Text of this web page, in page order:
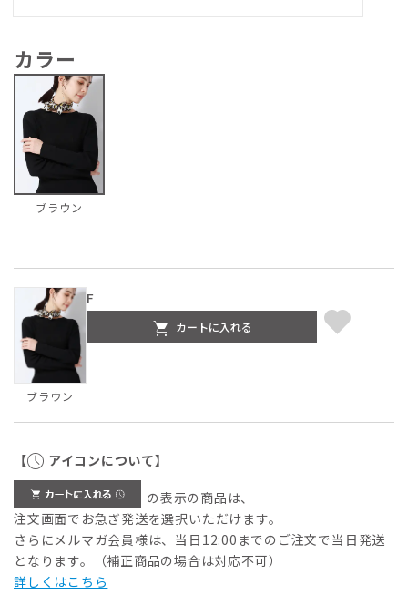
カラー
ブラウン
ブラウン
F
カートに入れる
【 アイコンについて】
の表示の商品は、
注文画面でお急ぎ発送を選択いただけます。
さらにメルマガ会員様は、当日12:00までのご注文で当日発送
となります。（補正商品の場合は対応不可）
詳しくはこちら